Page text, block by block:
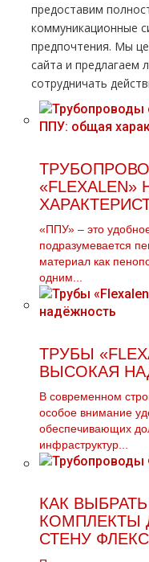
предоставим
коммуникационные
предпочтения. Мы
сайта и предлагаем
сотрудничать
«ППУ» – это
подразумевается
материал как
одним...
ТРУБЫ
ВЫСОКАЯ
В современном
особое внимание
обеспечивающих
инфраструктур...
КАК
КОМПЛЕКТЫ
СТЕНУ